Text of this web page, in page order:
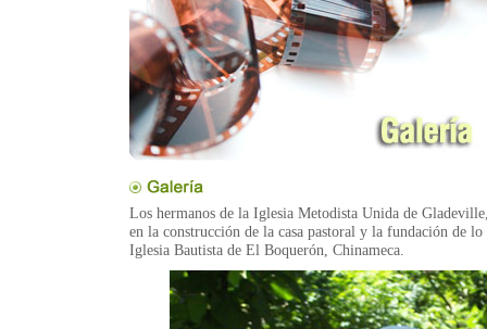
Los hermanos de la Iglesia Metodista Unida de
en la construcción de la casa pastoral y la fundación de
Iglesia Bautista de El Boquerón, Chinameca.